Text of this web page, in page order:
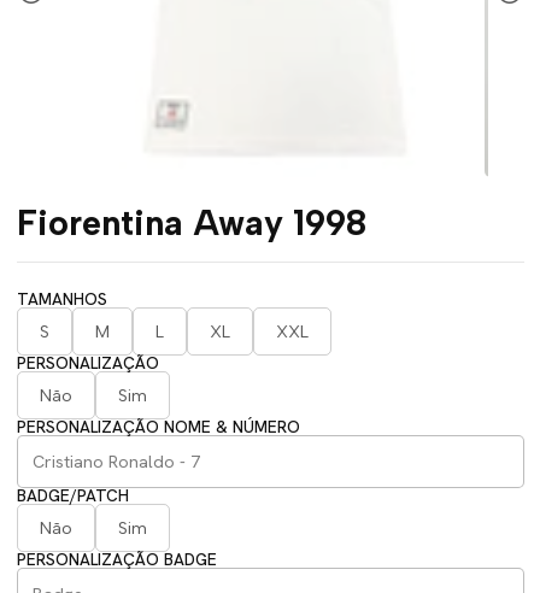
Fiorentina Away 1998
TAMANHOS
S
M L XL
XXL
PERSONALIZAÇÃO
Não
Sim
PERSONALIZAÇÃO NOME & NÚMERO
BADGE/PATCH
Não
Sim
PERSONALIZAÇÃO BADGE